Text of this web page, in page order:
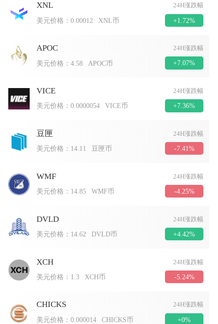
XNL 24H涨跌幅
美元价格：0.00012 XNL币 +1.72%
APOC 24H涨跌幅
美元价格：4.58 APOC币 +7.07%
VICE 24H涨跌幅
美元价格：0.0000054 VICE币 +7.36%
豆匣 24H涨跌幅
美元价格： 14.11 豆匣币 -7.41%
WMF 24H涨跌幅
美元价格： 14.85 WMF币 -4.25%
DVLD 24H涨跌幅
美元价格： 14.62 DVLD币 +4.42%
XCH 24H涨跌幅
美元价格： 1.3 XCH币 -5.24%
CHICKS 24H涨跌幅
美元价格：0.000014 CHICKS币 +0%